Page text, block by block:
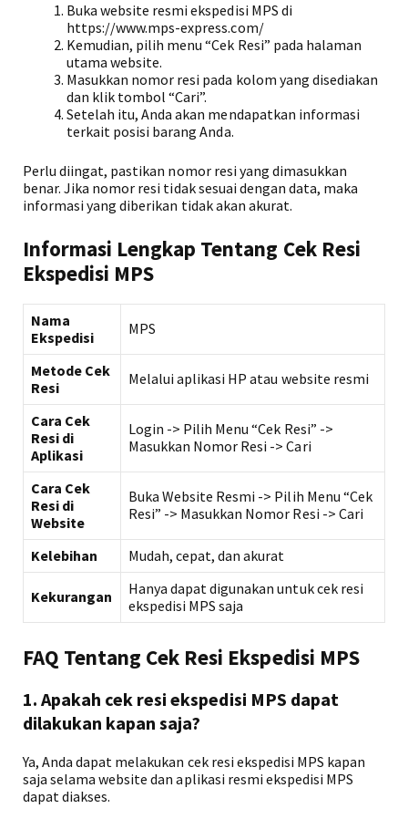
Buka website resmi ekspedisi MPS di
https://www.mps-express.com/
Kemudian, pilih menu “Cek Resi” pada halaman
utama website.
Masukkan nomor resi pada kolom yang disediakan
dan klik tombol “Cari”.
Setelah itu, Anda akan mendapatkan informasi
terkait posisi barang Anda.
Perlu diingat, pastikan nomor resi yang dimasukkan
benar. Jika nomor resi tidak sesuai dengan data, maka
informasi yang diberikan tidak akan akurat.
Informasi Lengkap Tentang Cek Resi
Ekspedisi MPS
Nama
Ekspedisi
MPS
Metode Cek
Resi
Melalui aplikasi HP atau website resmi
Cara Cek
Resi di
Aplikasi
Login -> Pilih Menu “Cek Resi” ->
Masukkan Nomor Resi -> Cari
Cara Cek
Resi di
Website
Buka Website Resmi -> Pilih Menu “Cek
Resi” -> Masukkan Nomor Resi -> Cari
Kelebihan Mudah, cepat, dan akurat
Kekurangan
Hanya dapat digunakan untuk cek resi
ekspedisi MPS saja
FAQ Tentang Cek Resi Ekspedisi MPS
1. Apakah cek resi ekspedisi MPS dapat
dilakukan kapan saja?
Ya, Anda dapat melakukan cek resi ekspedisi MPS kapan
saja selama website dan aplikasi resmi ekspedisi MPS
dapat diakses.